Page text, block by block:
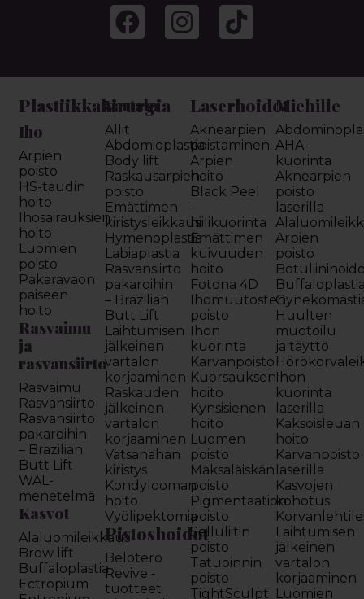
Plastiikkakirurgia
Iho
Arpien
poisto
HS-taudin
hoito
Ihosairauksien
hoito
Luomien
poisto
Pakaravaon
paiseen
hoito
Rasvaimu
ja
rasvansiirto
Rasvaimu
Rasvansiirto
Rasvansiirto
pakaroihin
– Brazilian
Butt Lift
WAL-
menetelmä
Kasvot
Alaluomileikkaus
Brow lift
Buffaloplastia
Ectropium
Vartalo
Allit
Abdomioplastia
Body lift
Raskausarpien
poisto
Emättimen
kiristysleikkaus
Hymenoplastia
Labiaplastia
Rasvansiirto
pakaroihin
– Brazilian
Butt Lift
Laihtumisen
jälkeinen
vartalon
korjaaminen
Raskauden
jälkeinen
vartalon
korjaaminen
Vatsanahan
kiristys
Kondylooman
hoito
Vyölipektomia
Pistoshoidot
Belotero
Revive -
tuotteet
Laserhoidot
Aknearpien
poistaminen
Arpien
hoito
Black Peel
-
hiilikuorinta
Emättimen
kuivuuden
hoito
Fotona 4D
Ihomuutosten
poisto
Ihon
kuorinta
Karvanpoisto
Kuorsauksen
hoito
Kynsisienen
hoito
Luomen
poisto
Maksaläiskän
poisto
Pigmentaation
poisto
Selluliitin
poisto
Tatuoinnin
poisto
TightSculpt
Miehille
AHA-
kuorinta
Aknearpien
poisto
laserilla
Arpien
poisto
Huulten
muotoilu
ja täyttö
Ihon
kuorinta
laserilla
Kaksoisleuan
hoito
Karvanpoisto
laserilla
Kasvojen
kohotus
Laihtumisen
jälkeinen
vartalon
korjaaminen
Luomien